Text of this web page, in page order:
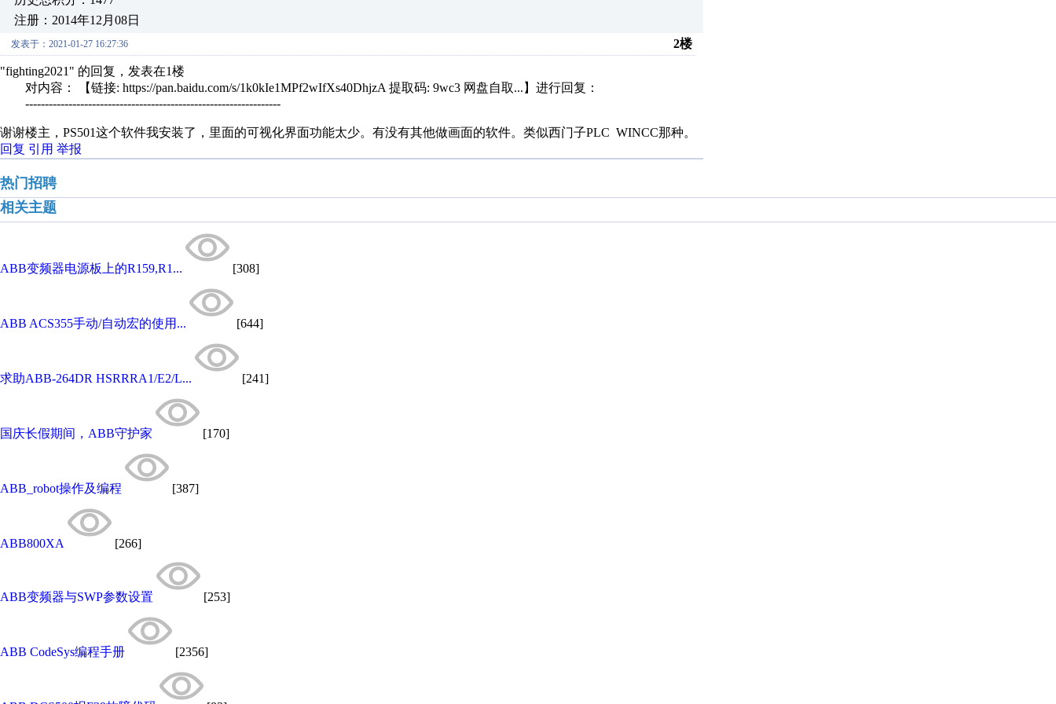
注册：2014年12月08日
发表于：2021-01-27 16:27:36 2楼
"fighting2021" 的回复，发表在1楼
对内容： 【链接: https://pan.baidu.com/s/1k0kIe1MPf2wIfXs40DhjzA 提取码: 9wc3 网盘自取...】进行回复：
-----------------------------------------------------------------
谢谢楼主，PS501这个软件我安装了，里面的可视化界面功能太少。有没有其他做画面的软件。类似西门子PLC WINCC那种。
回复 引用 举报
热门招聘
相关主题
ABB变频器电源板上的R159,R1... [308]
ABB ACS355手动/自动宏的使用... [644]
求助ABB-264DR HSRRRA1/E2/L... [241]
国庆长假期间，ABB守护家 [170]
ABB_robot操作及编程 [387]
ABB800XA [266]
ABB变频器与SWP参数设置 [253]
ABB CodeSys编程手册 [2356]